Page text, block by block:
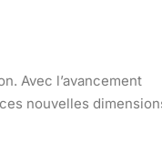
Avec l’avancement
nouvelles